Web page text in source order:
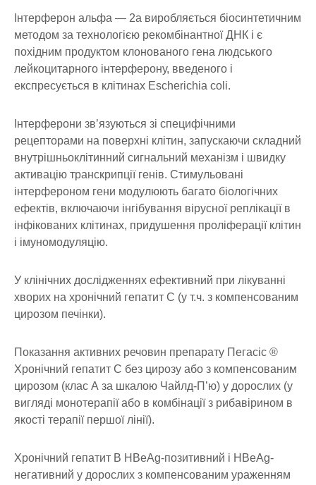
Інтерферон альфа — 2а виробляється біосинтетичним
методом за технологією рекомбінантної ДНК і є
похідним продуктом клонованого гена людського
лейкоцитарного інтерферону, введеного і
експресується в клітинах Escherichia coli.
Інтерферони зв’язуються зі специфічними
рецепторами на поверхні клітин, запускаючи складний
внутрішньоклітинний сигнальний механізм і швидку
активацію транскрипції генів. Стимульовані
інтерфероном гени модулюють багато біологічних
ефектів, включаючи інгібування вірусної реплікації в
інфікованих клітинах, придушення проліферації клітин
і імуномодуляцію.
У клінічних дослідженнях ефективний при лікуванні
хворих на хронічний гепатит С (у т.ч. з компенсованим
цирозом печінки).
Показання активних речовин препарату Пегасіс ®
Хронічний гепатит С без цирозу або з компенсованим
цирозом (клас А за шкалою Чайлд-П’ю) у дорослих (у
вигляді монотерапії або в комбінації з рибавірином в
якості терапії першої лінії).
Хронічний гепатит В HBeAg-позитивний і HBeAg-
негативний у дорослих з компенсованим ураженням